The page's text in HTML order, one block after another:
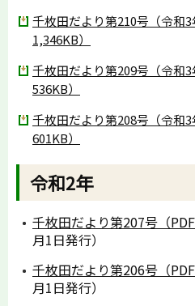
千枚田だより第210号（令和3
1,346KB）
千枚田だより第209号（令和3
536KB）
千枚田だより第208号（令和3
601KB）
令和2年
千枚田だより第207号（PDF
月1日発行）
千枚田だより第206号（PDF
月1日発行）